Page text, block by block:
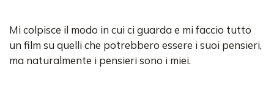
Mi colpisce il modo in cui ci guarda e mi faccio tutto
un film su quelli che potrebbero essere i suoi pensieri,
ma naturalmente i pensieri sono i miei.